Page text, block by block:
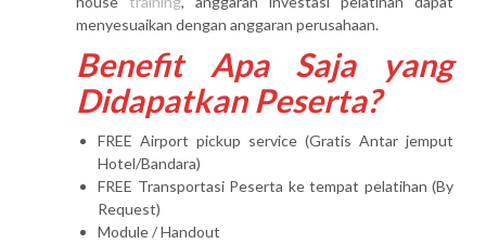
menyesuaikan dengan anggaran perusahaan.
Benefit Apa Saja yang
Didapatkan Peserta?
FREE Airport pickup service (Gratis Antar jemput
Hotel/Bandara)
FREE Transportasi Peserta ke tempat pelatihan (By
Request)
Module / Handout